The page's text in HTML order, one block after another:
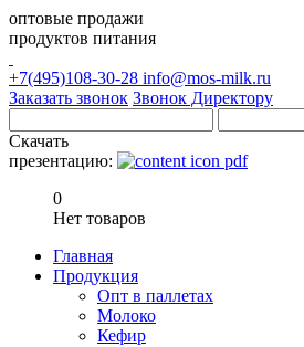
оптовые продажи
продуктов питания
+7(495)108-30-28 info@mos-milk.ru
Заказать звонок Звонок Директору
Скачать
презентацию:
0
Нет товаров
Главная
Продукция
Опт в паллетах
Молоко
Кефир